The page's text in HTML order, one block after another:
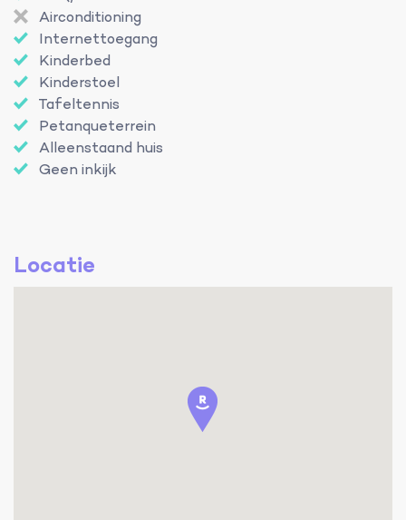
Airconditioning
Internettoegang
Kinderbed
Kinderstoel
Tafeltennis
Petanqueterrein
Alleenstaand huis
Geen inkijk
Locatie